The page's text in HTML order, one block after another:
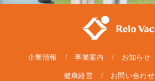
企業情報 事業案内 お知らせ
健康経営 お問い合わせ